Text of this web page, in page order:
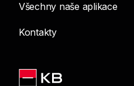
Všechny naše aplikace
Kontakty